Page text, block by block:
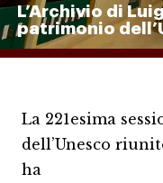
L’Archivio di
patrimonio
La 221esima
dell’Unesco
ha